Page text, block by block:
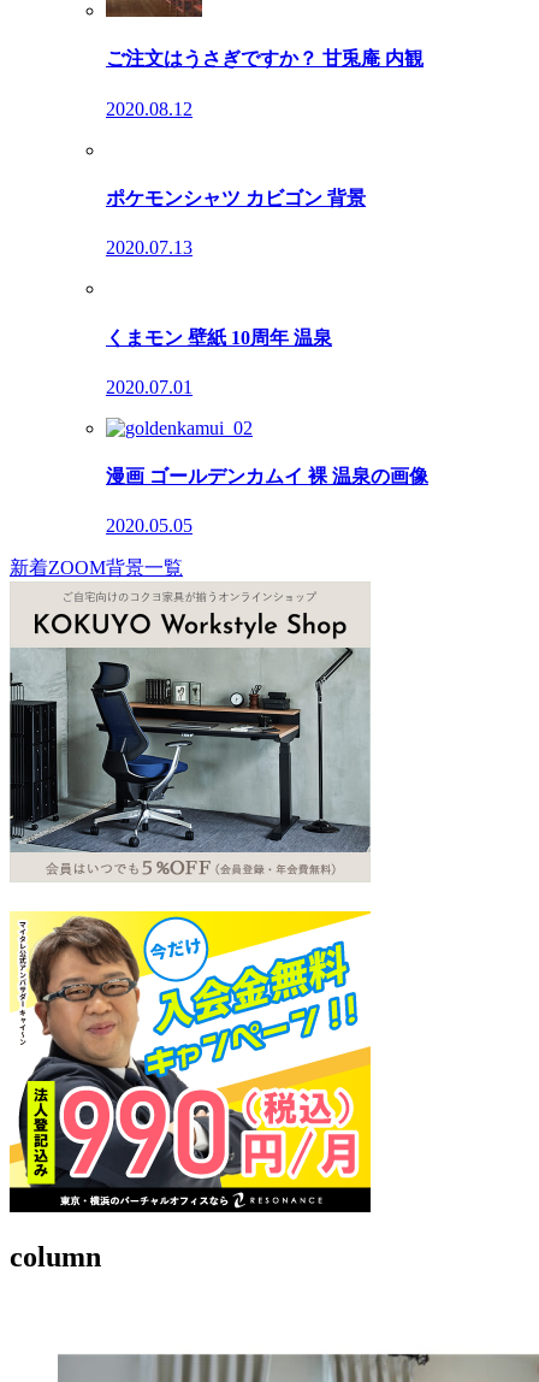
ご注文はうさぎですか？ 甘兎庵 内観
2020.08.12
ポケモンシャツ カビゴン 背景
2020.07.13
くまモン 壁紙 10周年 温泉
2020.07.01
漫画 ゴールデンカムイ 裸 温泉の画像
2020.05.05
新着ZOOM背景一覧
column